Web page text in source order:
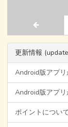
更新情報
Android版アプリ
Android版アプ
ポイントについ